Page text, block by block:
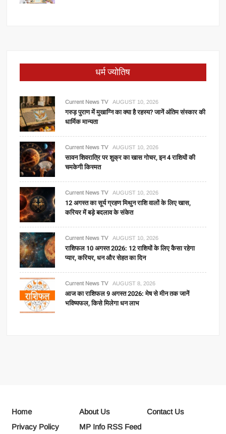
धर्म ज्योतिष
Current News TV AUGUST 10, 2026
गरुड़ पुराण में मुखाग्नि का क्या है रहस्य? जानें अंतिम संस्कार की
धार्मिक मान्यता
Current News TV AUGUST 10, 2026
सावन शिवरात्रि पर शुक्र का खास गोचर, इन 4 राशियों की
चमकेगी किस्मत
Current News TV AUGUST 10, 2026
12 अगस्त का सूर्य ग्रहण मिथुन राशि वालों के लिए खास,
करियर में बड़े बदलाव के संकेत
Current News TV AUGUST 10, 2026
राशिफल 10 अगस्त 2026: 12 राशियों के लिए कैसा रहेगा
प्यार, करियर, धन और सेहत का दिन
Current News TV AUGUST 8, 2026
आज का राशिफल 9 अगस्त 2026: मेष से मीन तक जानें
भविष्यफल, किसे मिलेगा धन लाभ
Home About Us
Contact Us
Privacy Policy
MP Info RSS Feed